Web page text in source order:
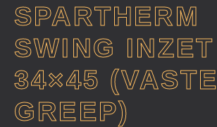
SPARTHERM
SWING INZET
34×45 (VASTE
GREEP)